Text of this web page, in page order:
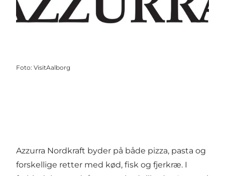
Foto: VisitAalborg
Azzurra Nordkraft byder på både pizza, pasta og
forskellige retter med kød, fisk og fjerkræ. I